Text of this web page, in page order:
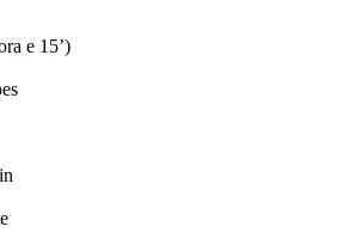
e 15’)